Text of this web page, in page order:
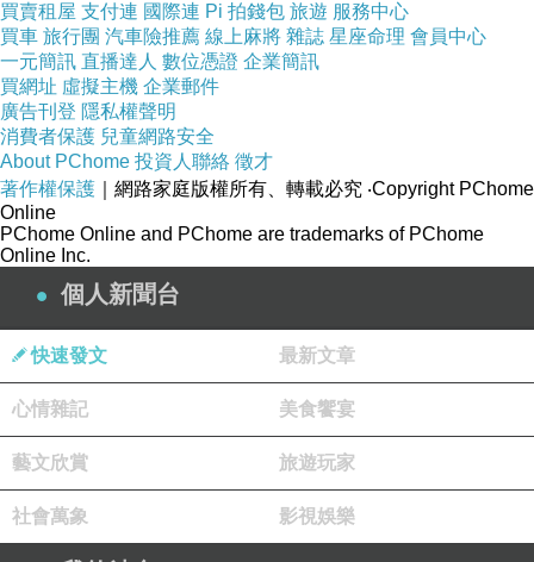
買賣租屋 支付連 國際連 Pi 拍錢包 旅遊 服務中心
買車 旅行團 汽車險推薦 線上麻將 雜誌 星座命理 會員中心
一元簡訊 直播達人 數位憑證 企業簡訊
買網址 虛擬主機 企業郵件
廣告刊登 隱私權聲明
消費者保護 兒童網路安全
About PChome 投資人聯絡 徵才
著作權保護 ｜網路家庭版權所有、轉載必究 ‧Copyright PChome
Online
PChome Online and PChome are trademarks of PChome
Online Inc.
個人新聞台
快速發文 最新文章
心情雜記 美食饗宴
藝文欣賞 旅遊玩家
社會萬象 影視娛樂